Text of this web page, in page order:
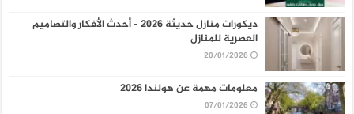
ديكورات منازل حديثة 2026 – أحدث الأفكار والتصاميم
العصرية للمنازل
20/01/2026
معلومات مهمة عن هولندا 2026
07/01/2026